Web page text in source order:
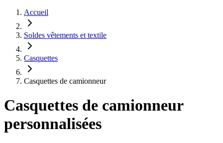
Accueil
Soldes vêtements et textile
Casquettes
Casquettes de camionneur
Casquettes de camionneur
personnalisées